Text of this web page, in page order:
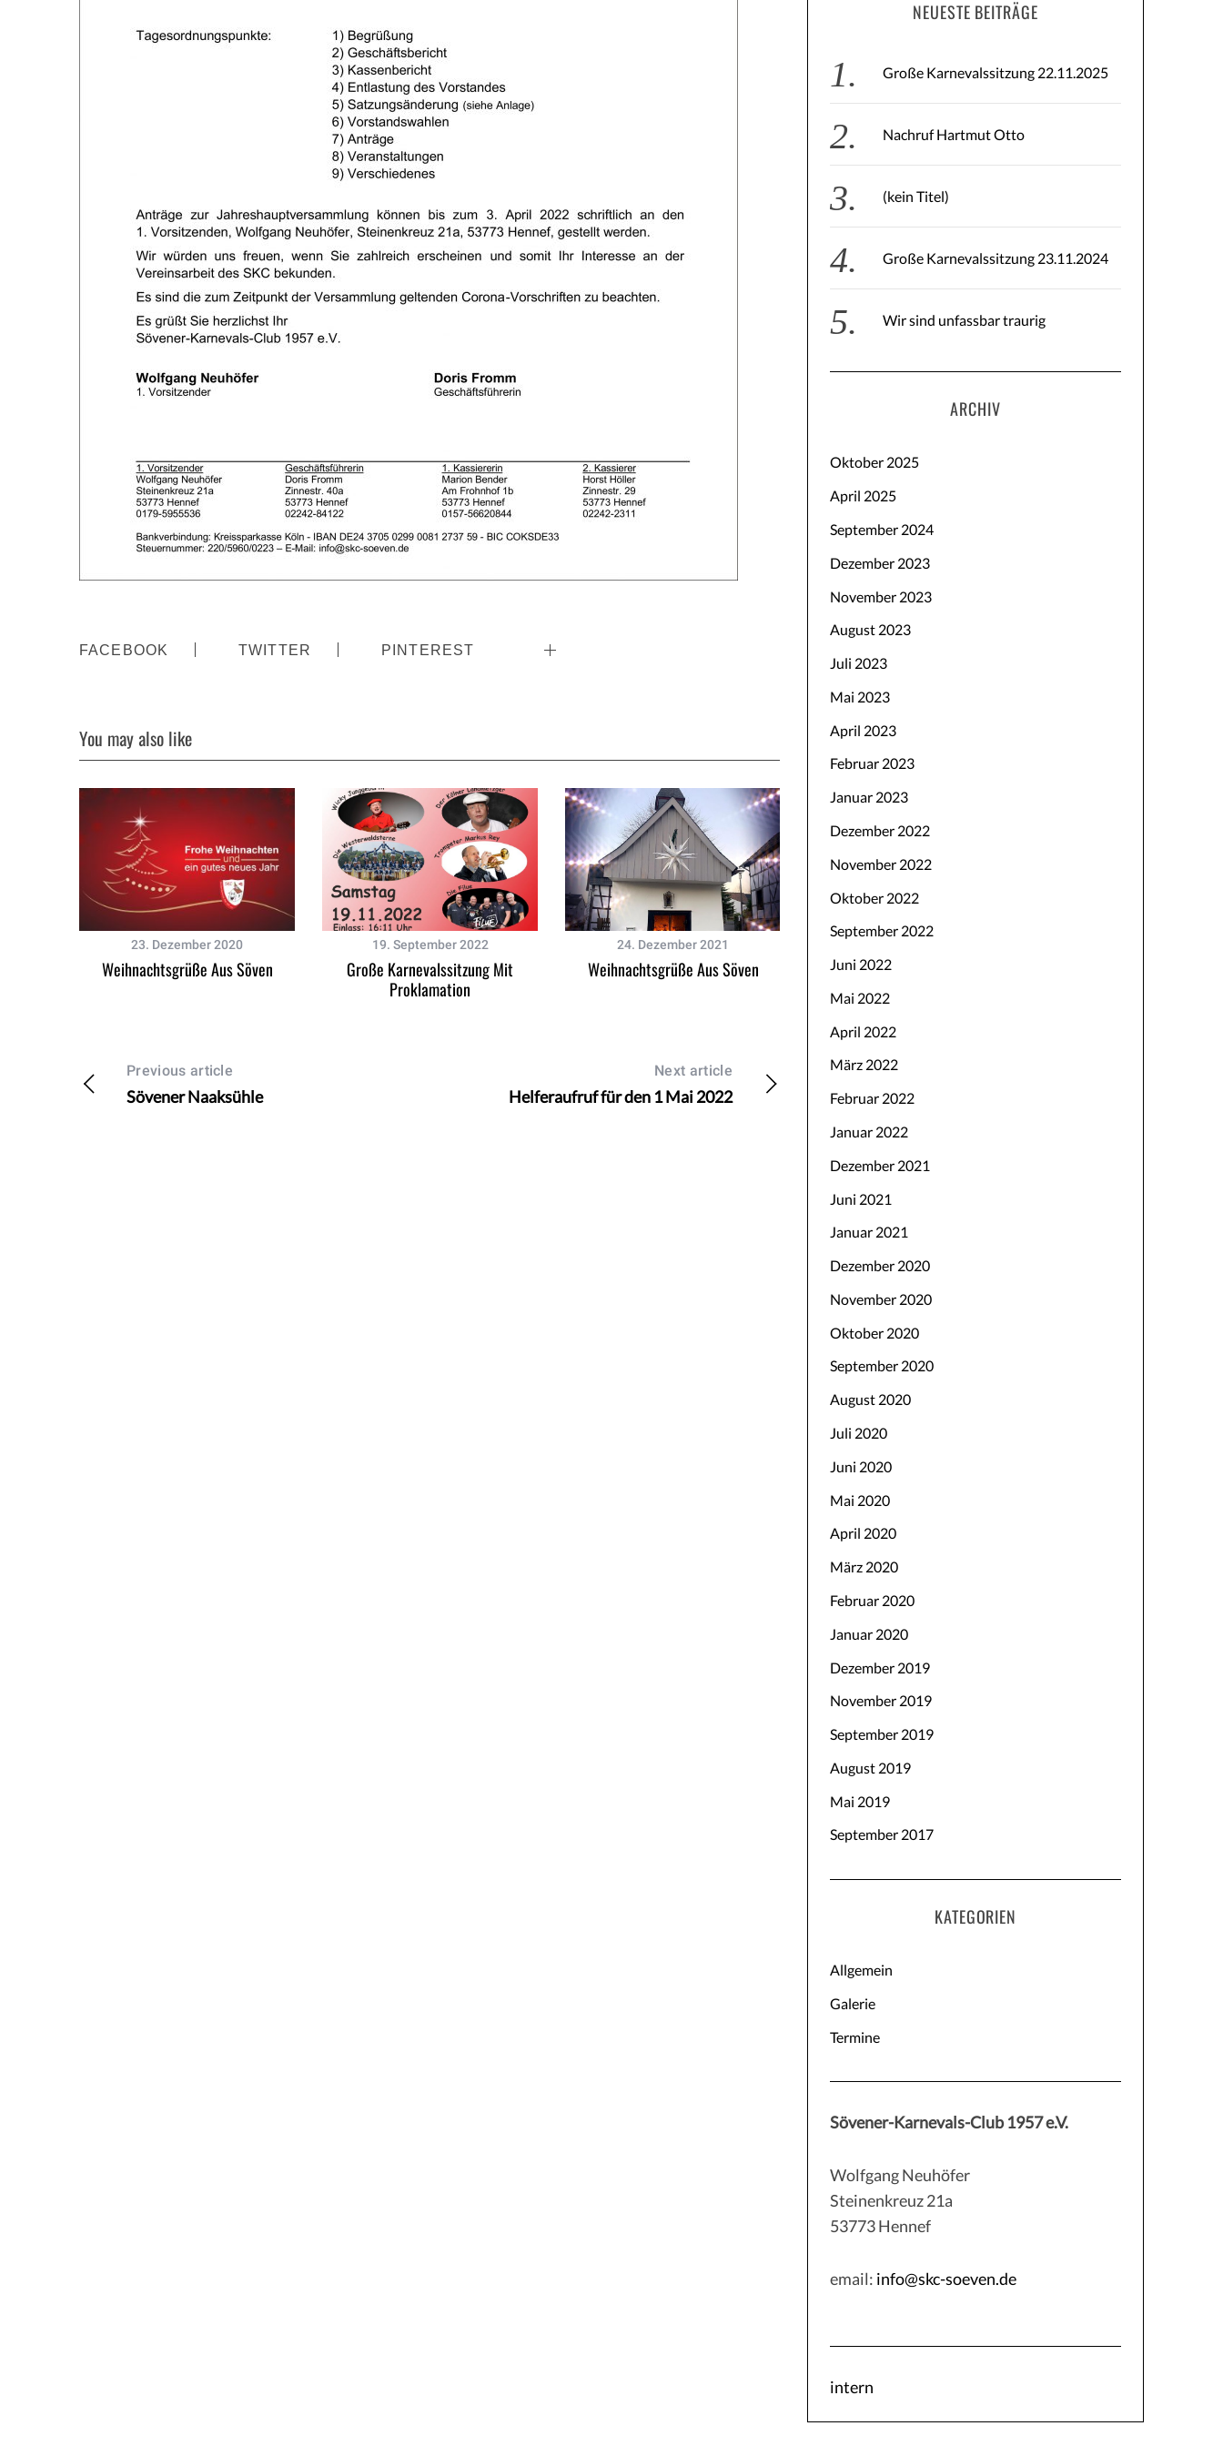
FACEBOOK TWITTER PINTEREST
You may also like
23. Dezember 2020
Weihnachtsgrüße Aus Söven
19. September 2022
Große Karnevalssitzung Mit
Proklamation
24. Dezember 2021
Weihnachtsgrüße Aus Söven
Previous article
Sövener Naaksühle
Next article
Helferaufruf für den 1 Mai 2022
NEUESTE BEITRÄGE
Große Karnevalssitzung 22.11.2025
Nachruf Hartmut Otto
(kein Titel)
Große Karnevalssitzung 23.11.2024
Wir sind unfassbar traurig
ARCHIV
Oktober 2025
April 2025
September 2024
Dezember 2023
November 2023
August 2023
Juli 2023
Mai 2023
April 2023
Februar 2023
Januar 2023
Dezember 2022
November 2022
Oktober 2022
September 2022
Juni 2022
Mai 2022
April 2022
März 2022
Februar 2022
Januar 2022
Dezember 2021
Juni 2021
Januar 2021
Dezember 2020
November 2020
Oktober 2020
September 2020
August 2020
Juli 2020
Juni 2020
Mai 2020
April 2020
März 2020
Februar 2020
Januar 2020
Dezember 2019
November 2019
September 2019
August 2019
Mai 2019
September 2017
KATEGORIEN
Allgemein
Galerie
Termine
Sövener-Karnevals-Club 1957 e.V.
Wolfgang Neuhöfer
Steinenkreuz 21a
53773 Hennef
email: info@skc-soeven.de
intern
e
a
r
c
: